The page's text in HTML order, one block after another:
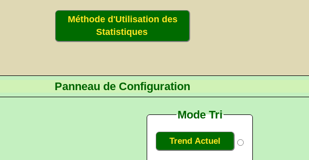
Méthode d'Utilisation des
Statistiques
Panneau de Configuration
Mode Tri
Trend Actuel